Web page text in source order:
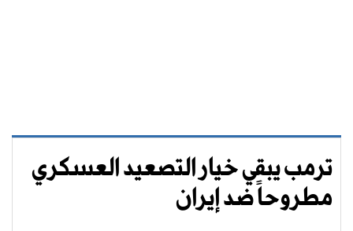
ترمب يبقي خيار التصعيد العسكري
مطروحاً ضد إيران